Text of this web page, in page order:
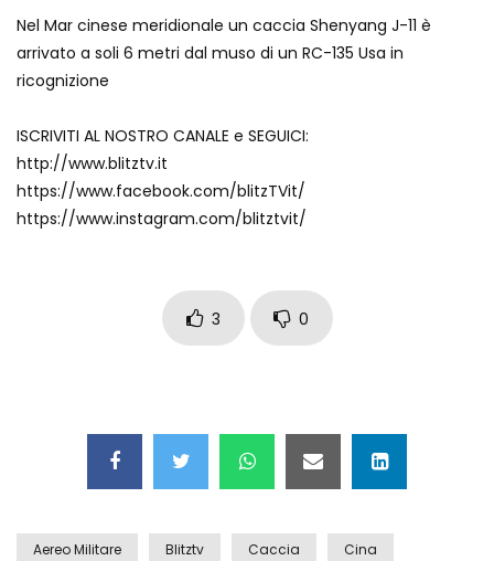
Due navi USA si scontrano in mare
Auto coperta dal letame dopo
incidente
Nel Mar cinese meridionale un caccia Shenyang J-11 è
arrivato a soli 6 metri dal muso di un RC-135 Usa in
ricognizione
ISCRIVITI AL NOSTRO CANALE e SEGUICI:
http://www.blitztv.it
https://www.facebook.com/blitzTVit/
https://www.instagram.com/blitztvit/
3 0
Aereo Militare Blitztv Caccia Cina